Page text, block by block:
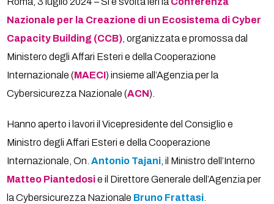
Nazionale per la Creazione di un Ecosistema di Cyber
Capacity Building (CCB) , organizzata e promossa dal
Ministero degli Affari Esteri e della Cooperazione
Internazionale (MAECI) insieme all’Agenzia per la
Cybersicurezza Nazionale (ACN).
Hanno aperto i lavori il Vicepresidente del Consiglio e
Ministro degli Affari Esteri e della Cooperazione
Internazionale, On.Antonio Tajani , il Ministro dell’Interno
Matteo Piantedosie il Direttore Generale dell’Agenzia per
la Cybersicurezza Nazionale Bruno Frattasi